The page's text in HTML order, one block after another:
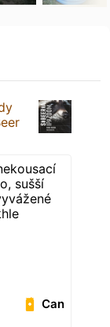
sušší
Can